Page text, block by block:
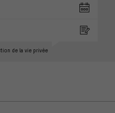
de la vie privée